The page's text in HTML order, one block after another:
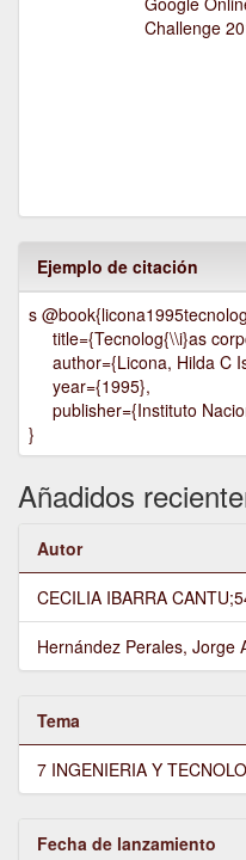
Challenge
Ejemplo de citación
s
title={Tecnolog{\\i}as
author={Licona, Hilda C
year={1995},
publisher={Instituto
}
Añadidos
Autor
CECILIA IBARRA
Hernández Perales, Jorge
Tema
7 INGENIERIA Y
Fecha de lanzamiento